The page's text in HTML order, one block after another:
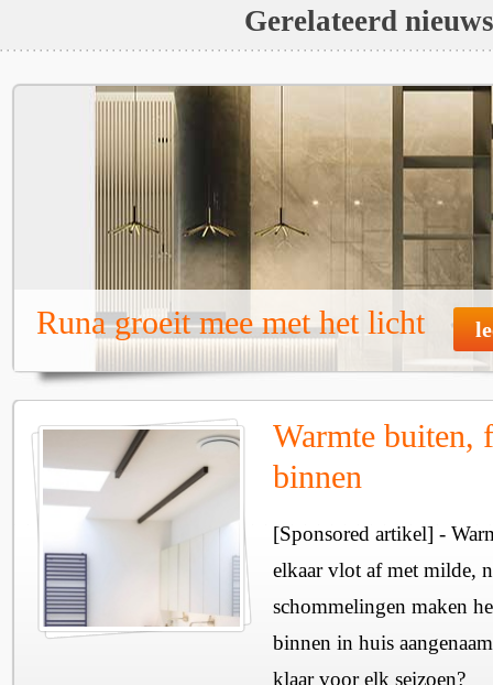
Gerelateerd nieuws
Runa groeit mee met het licht
Warmte buiten,
binnen
[Sponsored artikel] -
elkaar vlot af met milde,
schommelingen maken
binnen in huis
klaar voor elk seizoen?